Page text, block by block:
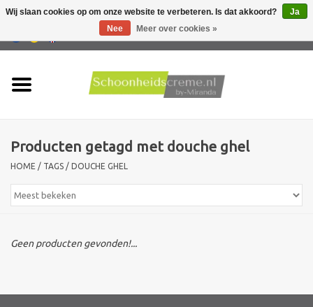
Producten
Huidproblemen
Producten getagd met douche ghel
HOME / TAGS / DOUCHE GHEL
Geen producten gevonden!...
Wij slaan cookies op om onze website te verbeteren. Is dat akkoord?
Ja
Nee
Meer over cookies »